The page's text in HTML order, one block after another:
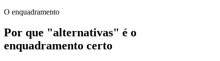
O enquadramento
Por que "alternativas" é o
enquadramento certo